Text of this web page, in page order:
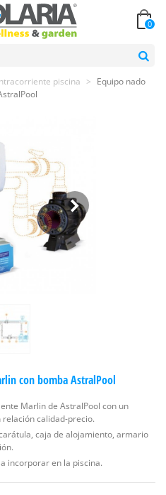
0
piscina > Equipo nado
con bomba AstralPool
Marlin de AstralPool con un
calidad-precio.
caja de alojamiento, armario
incorporar en la piscina.